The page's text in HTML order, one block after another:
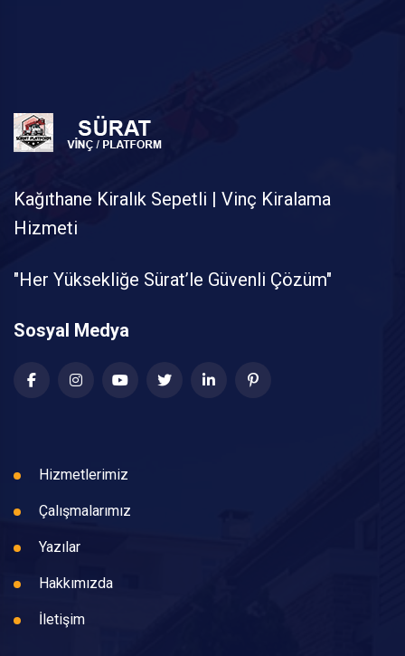
Kağıthane Kiralık Sepetli | Vinç Kiralama
Hizmeti
"Her Yüksekliğe Sürat’le Güvenli Çözüm"
Sosyal Medya
Hizmetlerimiz
Çalışmalarımız
Yazılar
Hakkımızda
İletişim